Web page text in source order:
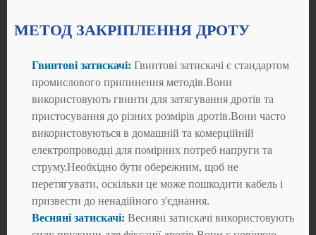
МЕТОД ЗАКРІПЛЕННЯ ДРОТУ
Гвинтові затискачі: Гвинтові затискачі є стандартом
промислового припинення методів.Вони
використовують гвинти для затягування дротів та
пристосування до різних розмірів дротів.Вони часто
використовуються в домашній та комерційній
електропроводці для помірних потреб напруги та
струму.Необхідно бути обережним, щоб не
перетягувати, оскільки це може пошкодити кабель і
призвести до ненадійного з'єднання.
Весняні затискачі: Весняні затискачі використовують